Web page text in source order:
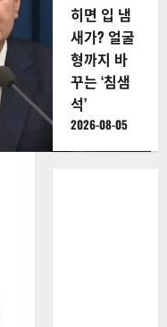
면? 가족의
건강보다
‘내 권위’의
상실을 조
심하라
2026-08-05